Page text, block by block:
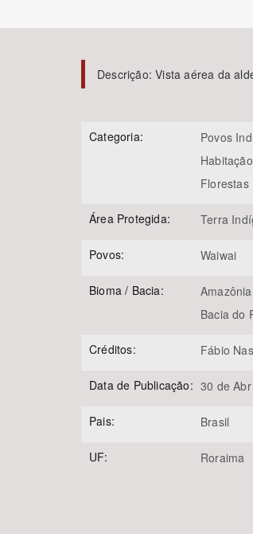
Área de Levantamento
Descrição:Vista aérea da
Categoria:
Povos
Habitação
Florestas
Área Protegida: Terra
Povos: Waiwai
Bioma / Bacia:
Amazônia
Bacia do
Créditos: Fábio
Data de Publicação: 30 de
Pais: Brasil
UF: Roraima